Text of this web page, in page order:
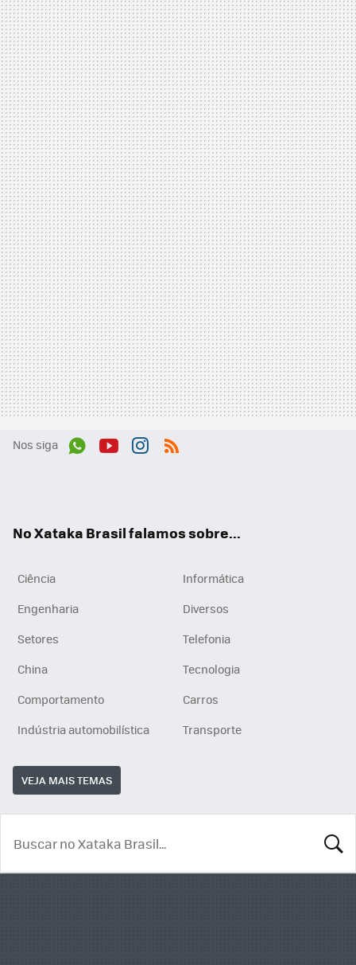
Nos siga
No Xataka Brasil falamos sobre...
Ciência
Informática
Engenharia
Diversos
Setores
Telefonia
China
Tecnologia
Comportamento
Carros
Indústria automobilística
Transporte
VEJA MAIS TEMAS